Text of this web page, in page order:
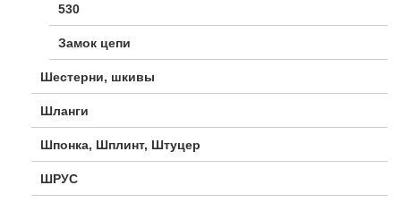
530
Замок цепи
Шестерни, шкивы
Шланги
Шпонка, Шплинт, Штуцер
ШРУС